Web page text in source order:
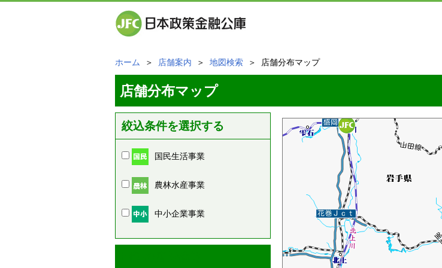
ホーム ＞ 店舗案内 ＞ 地図検索 ＞ 店舗分布マップ
店舗分布マップ
絞込条件を選択する
国民生活事業
農林水産事業
中小企業事業